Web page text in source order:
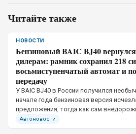
Читайте также
НОВОСТИ
Бензиновый BAIC BJ40
дилерам: рамник сохранил 218
восьмиступенчатый автомат и
передачу
У BAIC BJ40 в России получился
начале года бензиновая версия
предложения, тогда как сам
собирался.
Автоновости